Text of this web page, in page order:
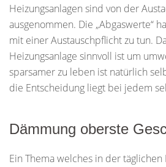
Heizungsanlagen sind von der
ausgenommen. Die „Abgaswerte“
mit einer Austauschpflicht zu tun.
Heizungsanlage sinnvoll ist um
sparsamer zu leben ist natürlich
die Entscheidung liegt bei jedem
Dämmung oberste
Ein Thema welches in der